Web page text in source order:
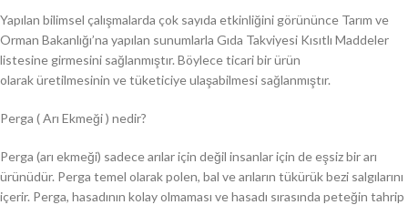
Yapılan bilimsel çalışmalarda çok sayıda etkinliğini görününce Tarım ve
Orman Bakanlığı’na yapılan sunumlarla Gıda Takviyesi Kısıtlı Maddeler
listesine girmesini sağlanmıştır. Böylece ticari bir ürün
olarak üretilmesinin ve tüketiciye ulaşabilmesi sağlanmıştır.
Perga ( Arı Ekmeği ) nedir?
Perga (arı ekmeği) sadece arılar için değil insanlar için de eşsiz bir arı
ürünüdür. Perga temel olarak polen, bal ve arıların tükürük bezi salgılarını
içerir. Perga, hasadının kolay olmaması ve hasadı sırasında peteğin tahrip